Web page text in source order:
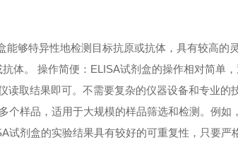
够特异性地检测目标抗原或抗体，具有较高的
体。 操作简便：ELISA试剂盒的操作相对简单
取结果即可。不需要复杂的仪器设备和专业的
样品，适用于大规模的样品筛选和检测。例如
剂盒的实验结果具有较好的可重复性，只要严